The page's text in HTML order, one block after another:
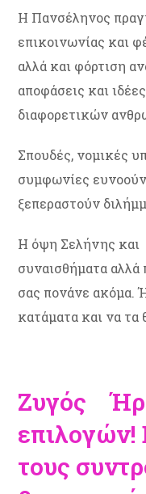
Η Πανσέληνος
επικοινωνίας και
αλλά και φόρτιση
αποφάσεις και
διαφορετικών
Σπουδές, νομικές
συμφωνίες
ξεπεραστούν
Η όψη Σελήνης και
συναισθήματα αλλά
σας πονάνε ακόμα.
κατάματα και να τα
Ζυγός
επιλογών!
τους